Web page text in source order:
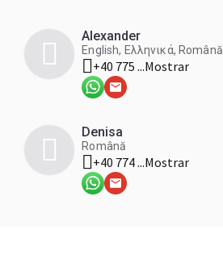
Alexander
English, Ελληνικά, Română
+40 775 ...Mostrar
Denisa
Română
+40 774 ...Mostrar